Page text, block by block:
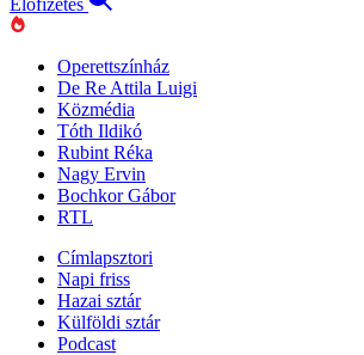
Operettszínház
De Re Attila Luigi
Közmédia
Tóth Ildikó
Rubint Réka
Nagy Ervin
Bochkor Gábor
RTL
Címlapsztori
Napi friss
Hazai sztár
Külföldi sztár
Podcast